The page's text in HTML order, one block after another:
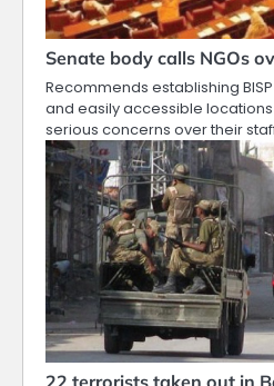
Senate body calls NGOs
Recommends establishing
and easily accessible locations
serious concerns over their
22 terrorists taken out in